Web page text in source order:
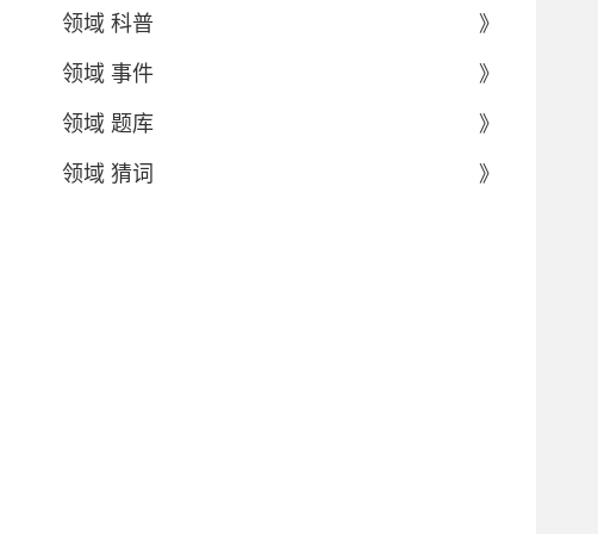
领域 科普
》
领域 事件
》
领域 题库
》
领域 猜词
》